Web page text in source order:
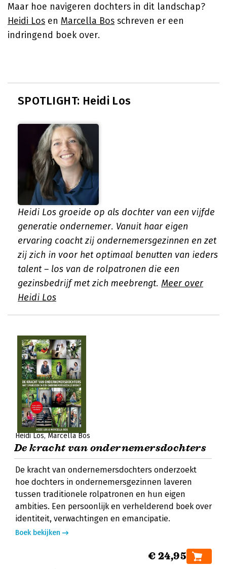
Maar hoe navigeren dochters in dit landschap?
Heidi Los en Marcella Bos schreven er een
indringend boek over.
SPOTLIGHT: Heidi Los
Heidi Los groeide op als dochter van een vijfde
generatie ondernemer. Vanuit haar eigen
ervaring coacht zij ondernemersgezinnen en zet
zij zich in voor het optimaal benutten van ieders
talent – los van de rolpatronen die een
gezinsbedrijf met zich meebrengt. Meer over
Heidi Los
Heidi Los Marcella Bos
De kracht van ondernemersdochters
De kracht van ondernemersdochters onderzoekt
hoe dochters in ondernemersgezinnen laveren
tussen traditionele rolpatronen en hun eigen
ambities. Een persoonlijk en verhelderend boek over
identiteit, verwachtingen en emancipatie.
Boek bekijken
€ 24,95